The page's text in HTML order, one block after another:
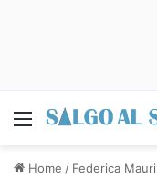
Menu
Home / Federica